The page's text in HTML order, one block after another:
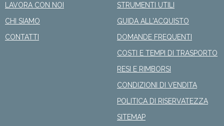
LAVORA CON NOI
CHI SIAMO
CONTATTI
STRUMENTI UTILI
GUIDA ALL'ACQUISTO
DOMANDE FREQUENTI
COSTI E TEMPI DI TRASPORTO
RESI E RIMBORSI
CONDIZIONI DI VENDITA
POLITICA DI RISERVATEZZA
SITEMAP